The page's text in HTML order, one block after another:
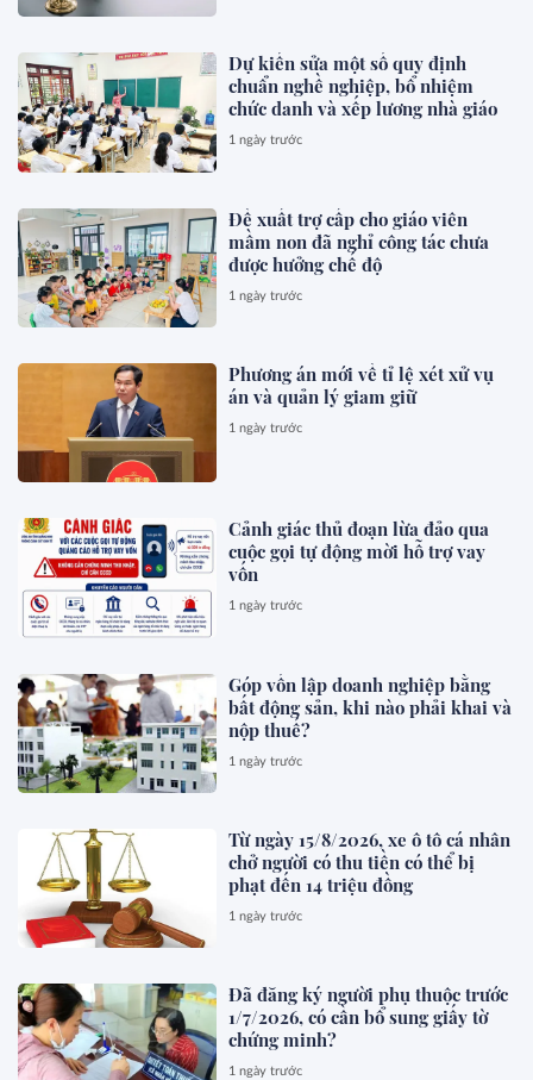
Dự kiến sửa một số quy định
chuẩn nghề nghiệp, bổ nhiệm
chức danh và xếp lương nhà giáo
1 ngày trước
Đề xuất trợ cấp cho giáo viên
mầm non đã nghỉ công tác chưa
được hưởng chế độ
1 ngày trước
Phương án mới về tỉ lệ xét xử vụ
án và quản lý giam giữ
1 ngày trước
Cảnh giác thủ đoạn lừa đảo qua
cuộc gọi tự động mời hỗ trợ vay
vốn
1 ngày trước
Góp vốn lập doanh nghiệp bằng
bất động sản, khi nào phải khai và
nộp thuế?
1 ngày trước
Từ ngày 15/8/2026, xe ô tô cá nhân
chở người có thu tiền có thể bị
phạt đến 14 triệu đồng
1 ngày trước
Đã đăng ký người phụ thuộc trước
1/7/2026, có cần bổ sung giấy tờ
chứng minh?
1 ngày trước